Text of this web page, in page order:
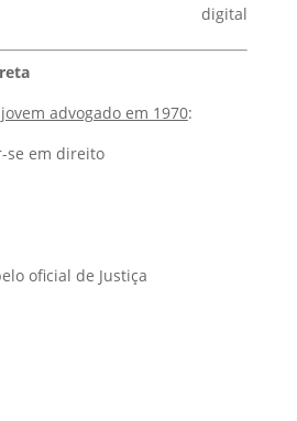
digital
advogado em 1970:
se em direito
oficial de Justiça